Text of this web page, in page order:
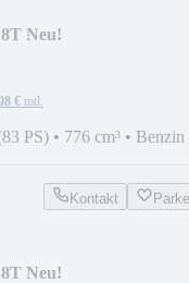
Neu!
€ mtl.
PS) • 776 cm³ • Benzin
Kontakt
Neu!